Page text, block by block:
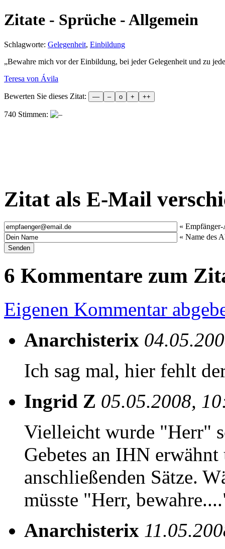
Zitate - Sprüche - Allgemein
Schlagworte: Gelegenheit, Einbildung
„Bewahre mich vor der Einbildung, bei jeder Gelegenheit und zu
Teresa von Ávila
Bewerten Sie dieses Zitat:
740 Stimmen:
Zitat als E-Mail
« Empfänger-
« Name des
6 Kommentare zum
Eigenen Kommentar
Anarchisterix
Ich sag mal, hier fehlt
Ingrid Z 05.05.2008,
Vielleicht wurde "Herr"
Gebetes an IHN
anschließenden Sätze.
müsste "Herr,
Anarchisterix